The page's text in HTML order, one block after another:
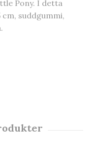
Pony. I detta
suddgummi,